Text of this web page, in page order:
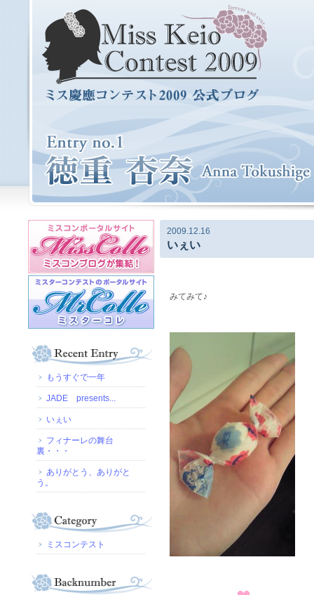
2009.12.16
いぇい
みてみて♪
もうすぐで一年
JADE presents...
いぇい
フィナーレの舞台
裏・・・
ありがとう、ありがと
う。
ミスコンテスト